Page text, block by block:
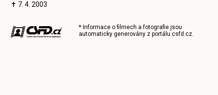
✝ 7. 4. 2003
* Informace o filmech a fotografie jsou
automaticky generovány z portálucsfd.cz.